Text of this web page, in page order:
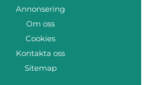
Annonsering
Om oss
Cookies
Kontakta oss
Sitemap